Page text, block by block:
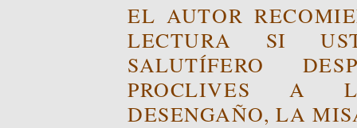
EL AUTOR
LECTURA SI
SALUTÍFERO
PROCLIVES A
DESENGAÑO, LA